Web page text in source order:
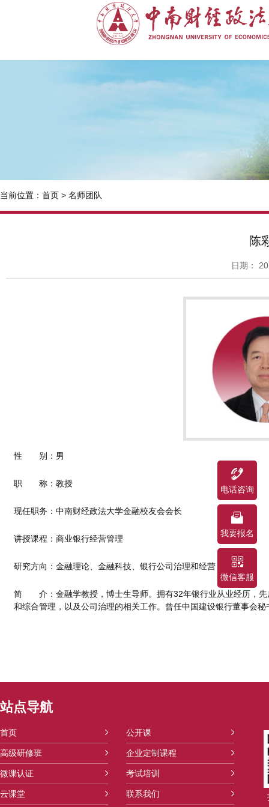
当前位置： 首页 > 名师团队
陈
日期：
性 别：男
职 称：教授
现任职务：中南财经政法大学金融校友会会长
讲授课程：商业银行经营管理
研究方向：金融理论、金融科技、银行公司治理和经营
简 介：金融学教授，博士生导师。拥有32年银行业从业经历，先
和综合管理，以及公司治理的相关工作。曾任中国建设银行董事会
站点导航
首页 公开课
高级研修班 企业定制课程
微课认证 考试培训
云课堂 联系我们
电话咨询
我要报名
微信客服